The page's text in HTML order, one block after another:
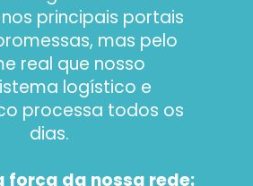
principais portais
mas pelo
real que nosso
logístico e
processa todos os
dias.
força da nossa rede: